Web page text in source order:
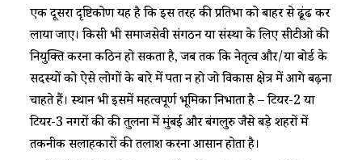
एक दूसरा दृष्टिकोण यह है कि इस तरह की प्रतिभा को बाहर से ढूंढ कर
लाया जाए। किसी भी समाजसेवी संगठन या संस्था के लिए सीटीओ की
नियुक्ति करना कठिन हो सकता है, जब तक कि नेतृत्व और/या बोर्ड के
सदस्यों को ऐसे लोगों के बारे में पता न हो जो विकास क्षेत्र में आगे बढ़ना
चाहते हैं। स्थान भी इसमें महत्वपूर्ण भूमिका निभाता है – टियर-2 या
टियर-3 नगरों की की तुलना में मुंबई और बंगलुरु जैसे बड़े शहरों में
तकनीक सलाहकारों की तलाश करना आसान होता है।